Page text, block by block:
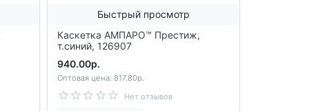
Быстрый просмотр
Каскетка АМПАРО™ Престиж,
т.синий, 126907
940.00р.
Оптовая цена: 817.80р.
Нет отзывов